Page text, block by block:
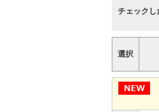
チェックし
選択